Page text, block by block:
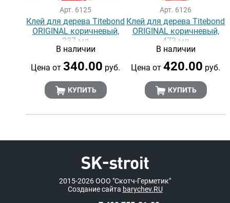
Арт. 6125
Клей для дерева Titebond
ORIGINAL коричневый,
237 мл
В наличии
Цена от340.00 руб.
КУПИТЬ
Арт. 6126
Клей для дерева Titebond
ORIGINAL коричневый,
473 мл
В наличии
Цена от420.00 руб.
КУПИТЬ
2015-2026ООО "Скотч-Герметик"
Создание сайта barychev.RU